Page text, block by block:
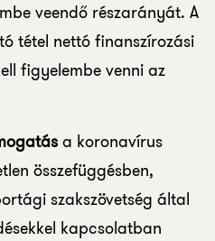
veendő részarányát. A
tétel nettó finanszírozási
figyelembe venni az
a koronavírus
összefüggésben,
szakszövetség által
kapcsolatban